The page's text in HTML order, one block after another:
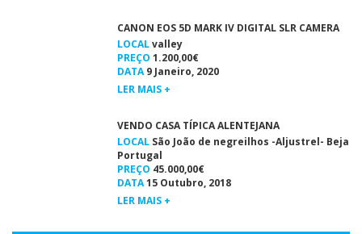
CANON EOS 5D MARK IV DIGITAL SLR CAMERA
LOCALvalley
PREÇO 1.200,00€
DATA9 Janeiro, 2020
LER MAIS +
VENDO CASA TÍPICA ALENTEJANA
LOCAL São João de negreilhos -Aljustrel- Beja
Portugal
PREÇO 45.000,00€
DATA15 Outubro, 2018
LER MAIS +